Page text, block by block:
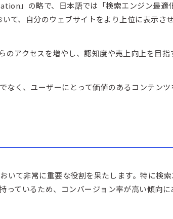
」の略で、日本語では「検索エンジン最適
て、自分のウェブサイトをより上位に表示さ
のアクセスを増やし、認知度や売上向上を目指
なく、ユーザーにとって価値のあるコンテン
いて非常に重要な役割を果たします。特に検
っているため、コンバージョン率が高い傾向に